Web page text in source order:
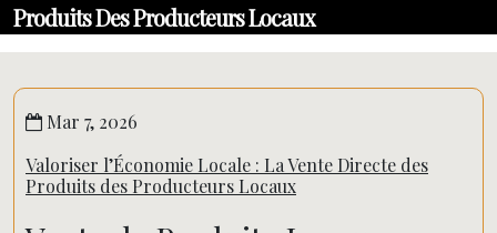
Produits Des Producteurs Locaux
Mar 7, 2026
Valoriser l’Économie Locale : La Vente Directe des
Produits des Producteurs Locaux